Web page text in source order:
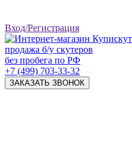
Вход/Регистрация
продажа б/у скутеров
без пробега по РФ
+7 (499) 703-33-32
ЗАКАЗАТЬ ЗВОНОК